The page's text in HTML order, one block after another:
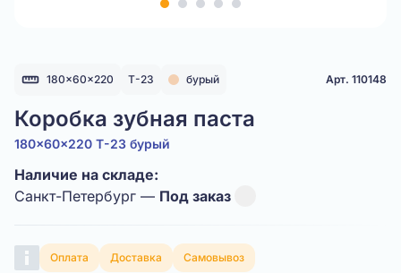
180x60x220 Т-23 бурый Арт. 110148
Коробка зубная паста
180x60x220 Т-23 бурый
Наличие на складе:
Санкт-Петербург — Под заказ
Оплата Доставка Самовывоз